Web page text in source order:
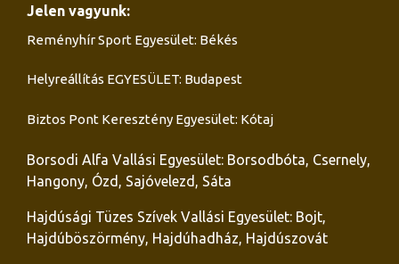
Jelen vagyunk:
Reményhír Sport Egyesület: Békés
Helyreállítás EGYESÜLET: Budapest
Biztos Pont Keresztény Egyesület: Kótaj
Borsodi Alfa Vallási Egyesület: Borsodbóta, Csernely,
Hangony, Ózd, Sajóvelezd, Sáta
Hajdúsági Tüzes Szívek Vallási Egyesület: Bojt,
Hajdúböszörmény, Hajdúhadház, Hajdúszovát